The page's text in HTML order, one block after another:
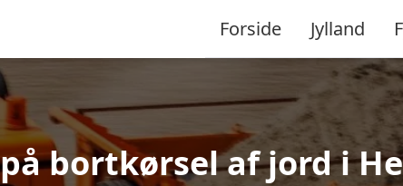
Forside Jylland
bortkørsel af jord i